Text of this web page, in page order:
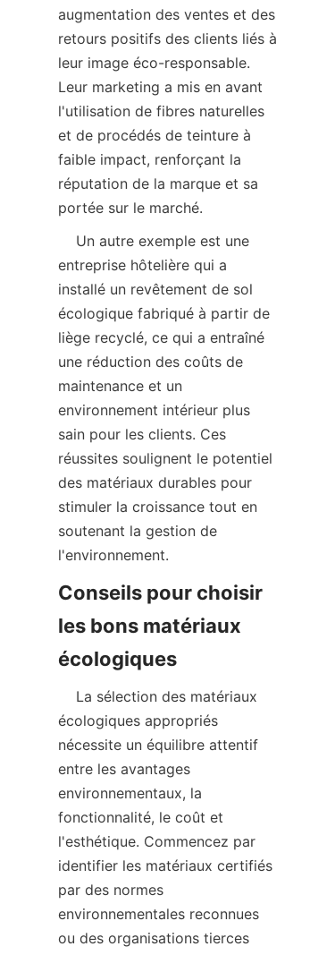
augmentation des ventes et des
retours positifs des clients liés à
leur image éco-responsable.
Leur marketing a mis en avant
l'utilisation de fibres naturelles
et de procédés de teinture à
faible impact, renforçant la
réputation de la marque et sa
entreprise hôtelière qui a
installé un revêtement de sol
écologique fabriqué à partir de
liège recyclé, ce qui a entraîné
une réduction des coûts de
maintenance et un
environnement intérieur plus
sain pour les clients. Ces
réussites soulignent le potentiel
des matériaux durables pour
stimuler la croissance tout en
soutenant la gestion de
Conseils pour choisir
les bons matériaux
écologiques appropriés
nécessite un équilibre attentif
entre les avantages
environnementaux, la
fonctionnalité, le coût et
l'esthétique. Commencez par
identifier les matériaux certifiés
par des normes
environnementales reconnues
ou des organisations tierces